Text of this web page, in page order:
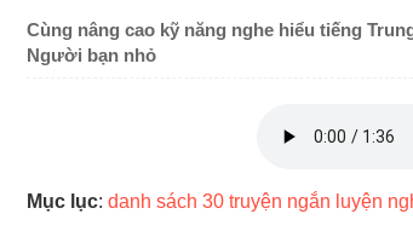
Cùng nâng cao kỹ năng nghe hiểu tiếng
Người bạn nhỏ
Mục lục: danh sách 30 truyện ngắn luyện